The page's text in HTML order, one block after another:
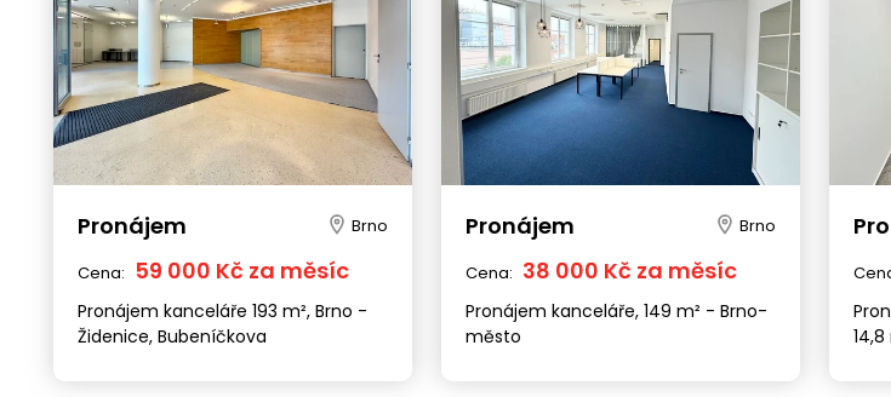
Pronájem Brno
Cena: 59 000 Kč za měsíc
Pronájem kanceláře 193 m², Brno -
Židenice, Bubeníčkova
Pronájem Brno
Cena: 38 000 Kč za měsíc
Pronájem kanceláře, 149 m² - Brno-
město